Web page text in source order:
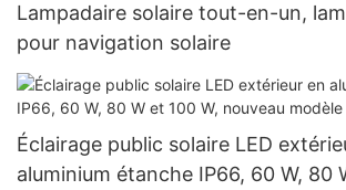
Lampadaire solaire tout-en-un,
pour navigation solaire
Éclairage public solaire LED
aluminium étanche IP66, 60 W, 80